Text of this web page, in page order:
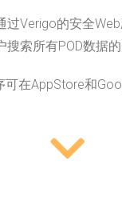
过Verigo的安全
索所有POD数据的
在AppStore和